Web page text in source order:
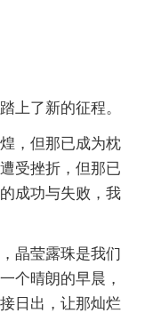
上了新的征程。
，但那已成为枕
受挫折，但那已
成功与失败，我
晶莹露珠是我们
个晴朗的早晨，
日出，让那灿烂